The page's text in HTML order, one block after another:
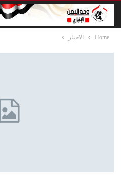
Home الاخبار